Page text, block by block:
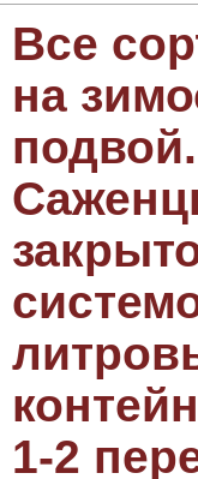
Все
на
подвой.
1-2